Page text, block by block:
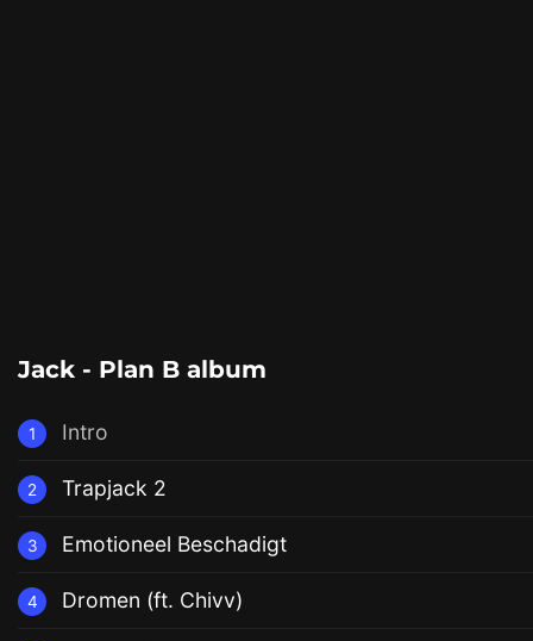
Jack - Plan B album
1 Intro
2 Trapjack 2
3 Emotioneel Beschadigt
4 Dromen (ft. Chivv)